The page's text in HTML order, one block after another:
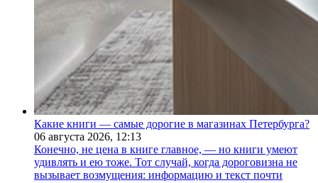
Какие книги — самые дорогие в магазинах Петербурга?
06 августа 2026, 12:13
Конечно, не цена в книге главное, — но книги умеют
удивлять и ею тоже. Тот случай, когда дороговизна не
вызывает возмущения: информацию и текст почти